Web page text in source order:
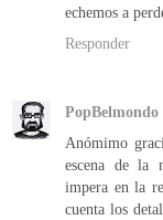
echemos a
Responder
PopBelmondo
Anómimo
escena de la
impera en la
cuenta los